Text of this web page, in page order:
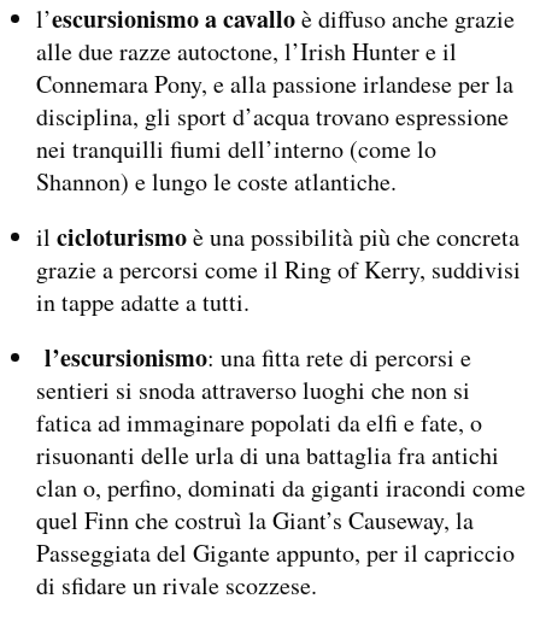
l’escursionismo a cavalloè diffuso anche grazie
alle due razze autoctone, l’Irish Hunter e il
Connemara Pony, e alla passione irlandese per la
disciplina, gli sport d’acqua trovano espressione
nei tranquilli fiumi dell’interno (come lo
Shannon) e lungo le coste atlantiche.
il cicloturismoè una possibilità più che concreta
grazie a percorsi come il Ring of Kerry, suddivisi
in tappe adatte a tutti.
l’escursionismo: una fitta rete di percorsi e
sentieri si snoda attraverso luoghi che non si
fatica ad immaginare popolati da elfi e fate, o
risuonanti delle urla di una battaglia fra antichi
clan o, perfino, dominati da giganti iracondi come
quel Finn che costruì la Giant’s Causeway, la
Passeggiata del Gigante appunto, per il capriccio
di sfidare un rivale scozzese.